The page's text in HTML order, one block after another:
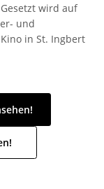
wird auf
und
in St. Ingbert